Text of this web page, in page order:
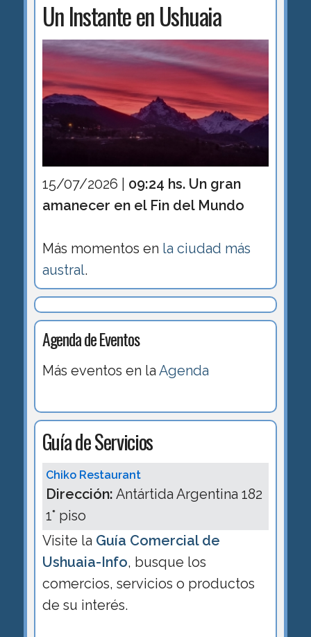
Un Instante en Ushuaia
15/07/2026 | 09:24 hs. Un gran
amanecer en el Fin del Mundo
Más momentos en la ciudad más
austral.
Agenda de Eventos
Más eventos en la Agenda
Guía de Servicios
Chiko Restaurant
Dirección: Antártida Argentina 182
1° piso
Visite la Guía Comercial de
Ushuaia-Info, busque los
comercios, servicios o productos
de su interés.